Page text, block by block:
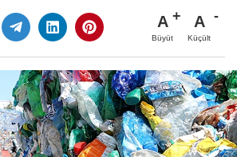
A
Büyüt
A
Küçült